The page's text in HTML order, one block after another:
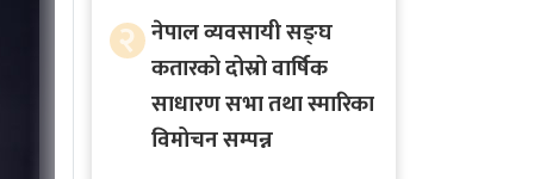
२ नेपाल व्यवसायी सङ्घ
कतारको दोस्रो वार्षिक
साधारण सभा तथा स्मारिका
विमोचन सम्पन्न